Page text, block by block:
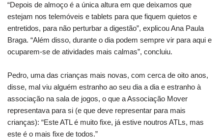
“Depois de almoço é a única altura em que deixamos que
estejam nos telemóveis e tablets para que fiquem quietos e
entretidos, para não perturbar a digestão”, explicou Ana Paula
Braga. “Além disso, durante o dia podem sempre vir para aqui e
ocuparem-se de atividades mais calmas”, concluiu.
Pedro, uma das crianças mais novas, com cerca de oito anos,
disse, mal viu alguém estranho ao seu dia a dia e estranho à
associação na sala de jogos, o que a Associação Mover
representava para si (e que deve representar para mais
crianças): “Este ATL é muito fixe, já estive noutros ATLs, mas
este é o mais fixe de todos.”